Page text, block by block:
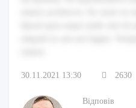
30.11.2021 13:30 2630
Відповів